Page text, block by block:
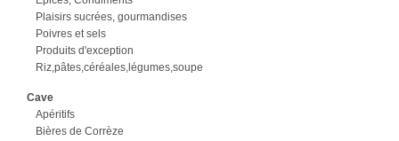
Plaisirs sucrées, gourmandises
Poivres et sels
Produits d'exception
Riz,pâtes,céréales,légumes,soupe
Cave
Apéritifs
Bières de Corrèze